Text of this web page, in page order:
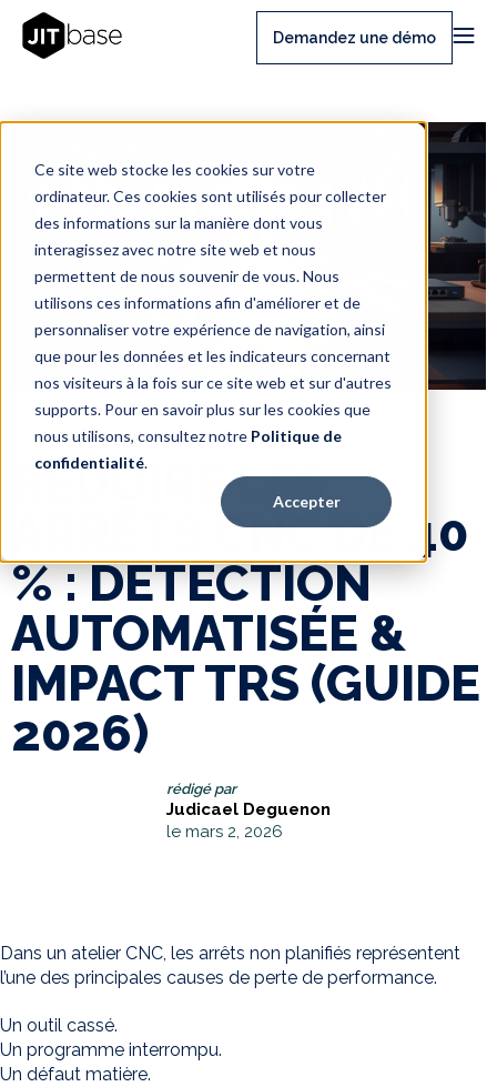
Ce site web stocke les cookies sur votre
ordinateur. Ces cookies sont utilisés pour collecter
des informations sur la manière dont vous
interagissez avec notre site web et nous
permettent de nous souvenir de vous. Nous
utilisons ces informations afin d'améliorer et de
personnaliser votre expérience de navigation, ainsi
que pour les données et les indicateurs concernant
nos visiteurs à la fois sur ce site web et sur d'autres
supports. Pour en savoir plus sur les cookies que
nous utilisons, consultez notre Politique de
confidentialité.
Accepter
Demandez une démo
BLOG
RÉDUIRE LES
ARRÊTS CNC DE 40
% : DÉTECTION
AUTOMATISÉE &
IMPACT TRS (GUIDE
2026)
rédigé par
Judicael Deguenon
le mars 2, 2026
Dans un atelier CNC, les arrêts non planifiés représentent
l’une des principales causes de perte de performance.
Un outil cassé.
Un programme interrompu.
Un défaut matière.